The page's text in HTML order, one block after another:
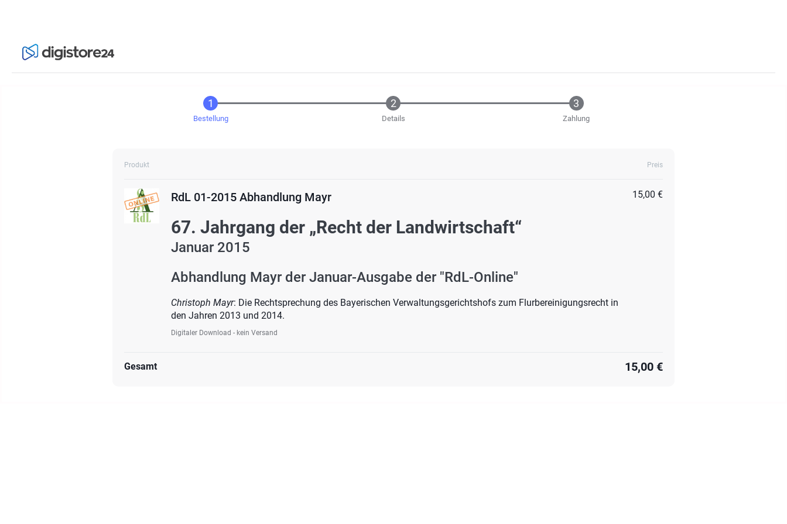
Bestellung Details Zahlung
Produkt Preis
RdL 01-2015 Abhandlung Mayr
67. Jahrgang der „Recht der Landwirtschaft“
Januar 2015
Abhandlung Mayr der Januar-Ausgabe der "RdL-Online"
Christoph Mayr: Die Rechtsprechung des Bayerischen Verwaltungsgerichtshofs zum Flurbereinigungsrecht in
den Jahren 2013 und 2014.
Digitaler Download - kein Versand
15,00 €
Gesamt 15,00 €